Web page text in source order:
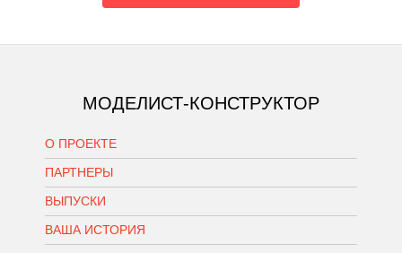
МОДЕЛИСТ-КОНСТРУКТОР
О ПРОЕКТЕ
ПАРТНЕРЫ
ВЫПУСКИ
ВАША ИСТОРИЯ